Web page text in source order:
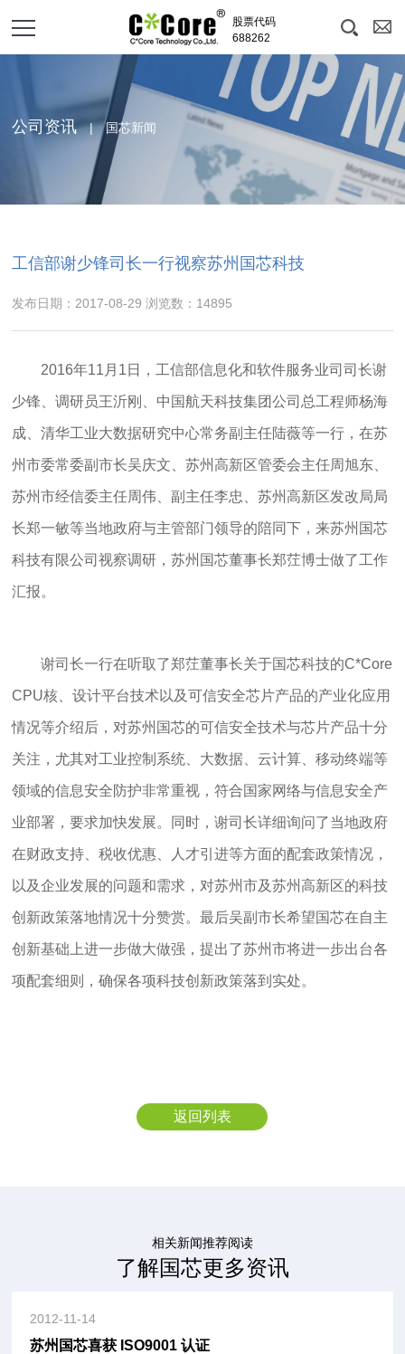
股票代码
688262
公司资讯| 国芯新闻
工信部谢少锋司长一行视察苏州国芯科技
发布日期：2017-08-29 浏览数：14895
2016年11 月 1 日，工信部信息化和软件服务业司司长谢
少锋、调研员王沂刚、中国航天科技集团公司总工程师杨海
成、清华工业大数据研究中心常务副主任陆薇等一行，在苏
州市委常委副市长吴庆文、苏州高新区管委会主任周旭东、
苏州市经信委主任周伟、副主任李忠、苏州高新区发改局局
长郑一敏等当地政府与主管部门领导的陪同下，来苏州国芯
科技有限公司视察调研，苏州国芯董事长郑茳博士做了工作
汇报。
谢司长一行在听取了郑茳董事长关于国芯科技的C*Core
CPU核、设计平台技术以及可信安全芯片产品的产业化应用
情况等介绍后，对苏州国芯的可信安全技术与芯片产品十分
关注，尤其对工业控制系统、大数据、云计算、移动终端等
领域的信息安全防护非常重视，符合国家网络与信息安全产
业部署，要求加快发展。同时，谢司长详细询问了当地政府
在财政支持、税收优惠、人才引进等方面的配套政策情况，
以及企业发展的问题和需求，对苏州市及苏州高新区的科技
创新政策落地情况十分赞赏。最后吴副市长希望国芯在自主
创新基础上进一步做大做强，提出了苏州市将进一步出台各
项配套细则，确保各项科技创新政策落到实处。
返回列表
相关新闻推荐阅读
了解国芯更多资讯
2012-11-14
苏州国芯喜获 ISO9001 认证